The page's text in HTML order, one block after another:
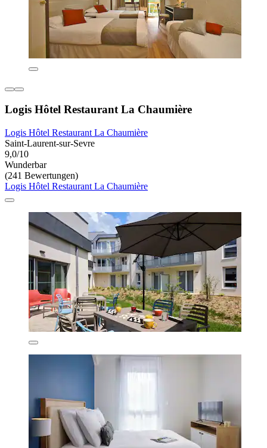
Logis Hôtel Restaurant La Chaumière
Logis Hôtel Restaurant La Chaumière
Saint-Laurent-sur-Sevre
9,0/10
Wunderbar
(241 Bewertungen)
Logis Hôtel Restaurant La Chaumière